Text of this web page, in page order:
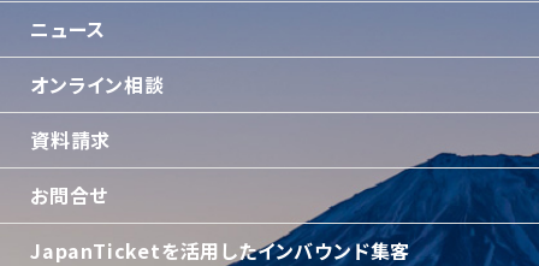
ニュース
オンライン相談
資料請求
お問合せ
JapanTicketを活用したインバウンド集客